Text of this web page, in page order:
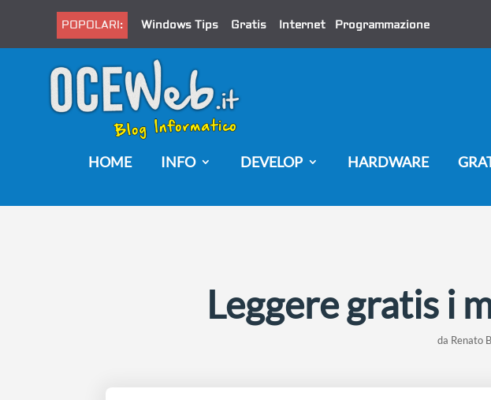
POPOLARI: Windows Tips Gratis Internet Programmazione
HOME INFO DEVELOP HARDWARE
Leggere gratis i
da Renato